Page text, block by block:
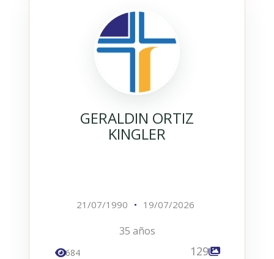
GERALDIN ORTIZ
KINGLER
21/07/1990 • 19/07/2026
35 años
684 129